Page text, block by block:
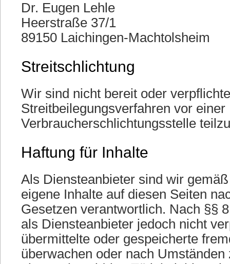
Dr. Eugen Lehle
Heerstraße 37/1
89150 Laichingen-Machtolsheim
Streitschlichtung
Wir sind nicht bereit oder
Streitbeilegungsverfahren vor einer
Verbraucherschlichtungsstelle
Haftung für Inhalte
Als Diensteanbieter sind wir
eigene Inhalte auf diesen Seiten
Gesetzen verantwortlich. Nach §§
als Diensteanbieter jedoch nicht
übermittelte oder gespeicherte
überwachen oder nach